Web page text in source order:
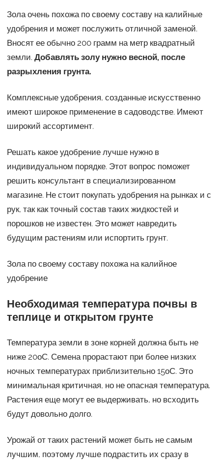
Зола очень похожа по своему составу на калийные
удобрения и может послужить отличной заменой.
Вносят ее обычно 200 грамм на метр квадратный
земли. Добавлять золу нужно весной, после
разрыхления грунта.
Комплексные удобрения, созданные искусственно
имеют широкое применение в садоводстве. Имеют
широкий ассортимент.
Решать какое удобрение лучше нужно в
индивидуальном порядке. Этот вопрос поможет
решить консультант в специализированном
магазине. Не стоит покупать удобрения на рынках и с
рук, так как точный состав таких жидкостей и
порошков не известен. Это может навредить
будущим растениям или испортить грунт.
Зола по своему составу похожа на калийное
удобрение
Необходимая температура почвы в
теплице и открытом грунте
Температура земли в зоне корней должна быть не
ниже 20оС. Семена прорастают при более низких
ночных температурах приблизительно 15оС. Это
минимальная критичная, но не опасная температура.
Растения еще могут ее выдерживать, но всходить
будут довольно долго.
Урожай от таких растений может быть не самым
лучшим, поэтому лучше подрастить их сразу в